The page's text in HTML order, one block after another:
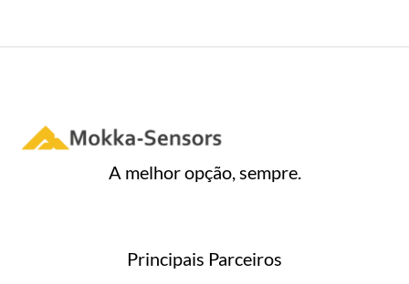
A melhor opção, sempre.
Principais Parceiros